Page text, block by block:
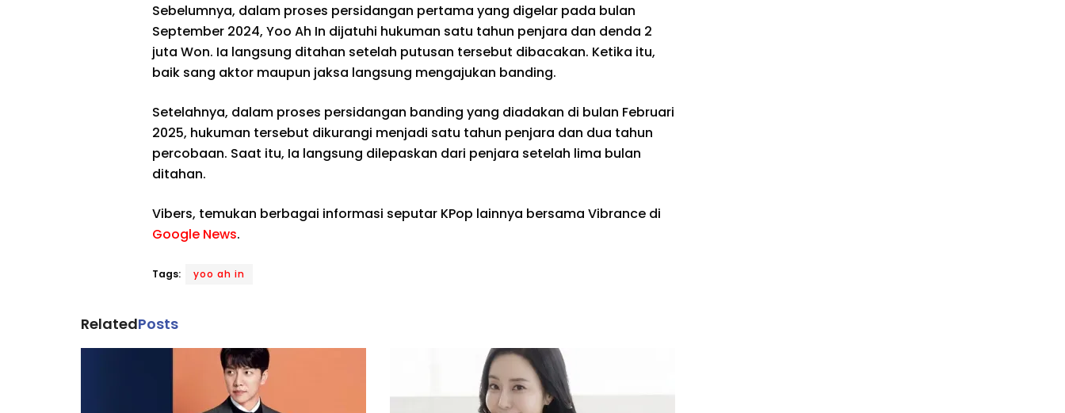
Sebelumnya, dalam proses persidangan pertama yang digelar pada bulan
September 2024, Yoo Ah In dijatuhi hukuman satu tahun penjara dan denda 2
juta Won. Ia langsung ditahan setelah putusan tersebut dibacakan. Ketika itu,
baik sang aktor maupun jaksa langsung mengajukan banding.
Setelahnya, dalam proses persidangan banding yang diadakan di bulan Februari
2025, hukuman tersebut dikurangi menjadi satu tahun penjara dan dua tahun
percobaan. Saat itu, Ia langsung dilepaskan dari penjara setelah lima bulan
ditahan.
Vibers, temukan berbagai informasi seputar KPop lainnya bersama Vibrance di
Google News.
Tags: yoo ah in
RelatedPosts